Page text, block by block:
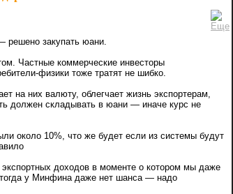
закупать юани.
Частные коммерческие инвесторы
физики тоже тратят не шибко.
на них валюту, облегчает жизнь экспортерам,
должен складывать в юани — иначе курс не
около 10%, что же будет если из системы будут
доходов в моменте о котором мы даже
у Минфина даже нет шанса — надо